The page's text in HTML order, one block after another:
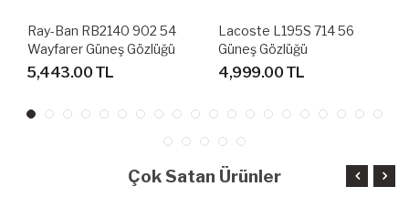
Ray-Ban RB2140 902 54
Wayfarer Güneş Gözlüğü
5,443.00 TL
Lacoste L195S 714 56
Güneş Gözlüğü
4,999.00 TL
Çok Satan Ürünler